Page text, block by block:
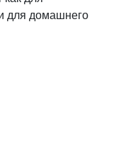
для домашнего